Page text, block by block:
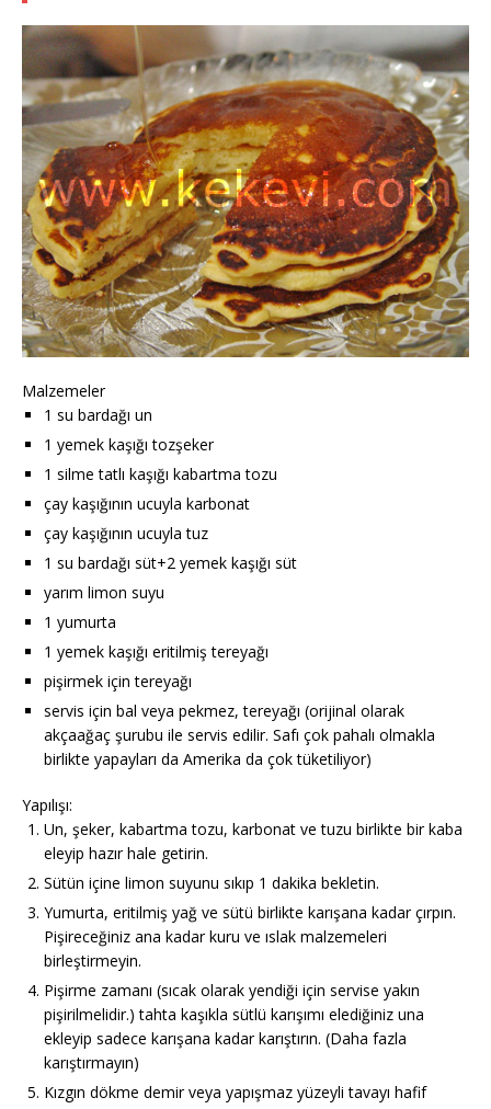
Malzemeler
1 su bardağı un
1 yemek kaşığı tozşeker
1 silme tatlı kaşığı kabartma tozu
çay kaşığının ucuyla karbonat
çay kaşığının ucuyla tuz
1 su bardağı süt+2 yemek kaşığı süt
yarım limon suyu
1 yumurta
1 yemek kaşığı eritilmiş tereyağı
pişirmek için tereyağı
servis için bal veya pekmez, tereyağı (orijinal olarak
akçaağaç şurubu ile servis edilir. Safı çok pahalı olmakla
birlikte yapayları da Amerika da çok tüketiliyor)
Yapılışı:
Un, şeker, kabartma tozu, karbonat ve tuzu birlikte bir kaba
eleyip hazır hale getirin.
Sütün içine limon suyunu sıkıp 1 dakika bekletin.
Yumurta, eritilmiş yağ ve sütü birlikte karışana kadar çırpın.
Pişireceğiniz ana kadar kuru ve ıslak malzemeleri
birleştirmeyin.
Pişirme zamanı (sıcak olarak yendiği için servise yakın
pişirilmelidir.) tahta kaşıkla sütlü karışımı elediğiniz una
ekleyip sadece karışana kadar karıştırın. (Daha fazla
karıştırmayın)
Kızgın dökme demir veya yapışmaz yüzeyli tavayı hafif